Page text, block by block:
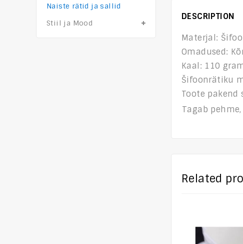
DESCRIPTION
Materjal:
Omadused:
Kaal: 110
Šifoonrätiku
Toote
Tagab
Related
Naiste rätid ja sallid
Stiil ja Mood